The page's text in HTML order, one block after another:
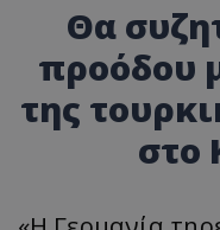
Θα
προόδου
της
στο